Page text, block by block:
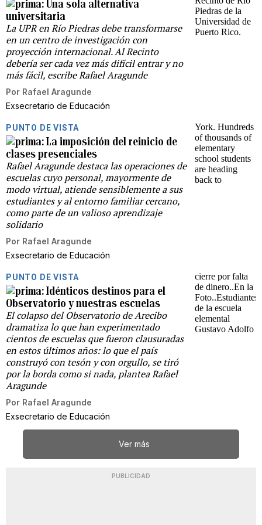
Una sola alternativa
universitaria
La UPR en Río Piedras debe transformarse
en un centro de investigación con
proyección internacional. Al Recinto
debería ser cada vez más difícil entrar y no
más fácil, escribe Rafael Aragunde
Por Rafael Aragunde
Exsecretario de Educación
PUNTO DE VISTA
La imposición del reinicio de
clases presenciales
Rafael Aragunde destaca las operaciones de
escuelas cuyo personal, mayormente de
modo virtual, atiende sensiblemente a sus
estudiantes y al entorno familiar cercano,
como parte de un valioso aprendizaje
solidario
Por Rafael Aragunde
Exsecretario de Educación
PUNTO DE VISTA
Idénticos destinos para el
Observatorio y nuestras escuelas
El colapso del Observatorio de Arecibo
dramatiza lo que han experimentado
cientos de escuelas que fueron clausuradas
en estos últimos años: lo que el país
construyó con tesón y con orgullo, se tiró
por la borda como si nada, plantea Rafael
Aragunde
Por Rafael Aragunde
Exsecretario de Educación
Ver más
PUBLICIDAD